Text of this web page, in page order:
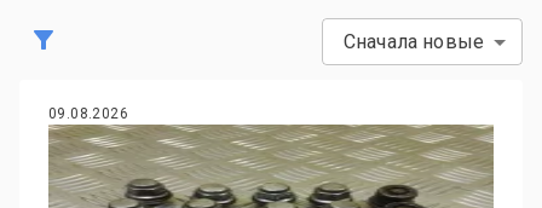
Сначала новые
09.08.2026